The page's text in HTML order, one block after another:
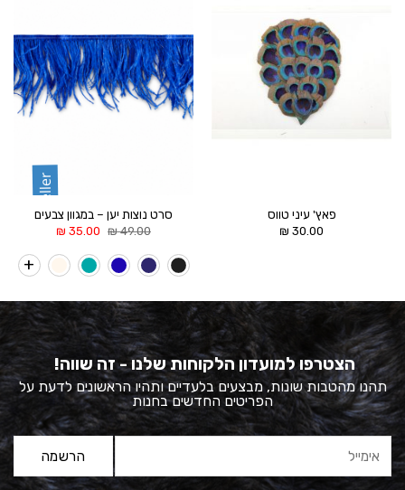
פאץ' עיני טווס
30.00
₪
Best Seller
סרט נוצות יען – במגוון צבעים
49.00
₪ המחיר
היה:
49.00 ₪.
35.00
₪
הוא:
35.00 ₪.
הצטרפו למועדון הלקוחות שלנו - זה שווה!
תהנו מהטבות שונות, מבצעים בלעדיים ותהיו הראשונים לדעת על
הפריטים החדשים בחנות